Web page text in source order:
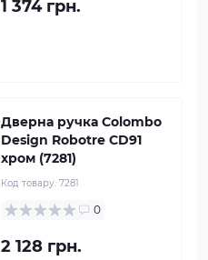
1 374 грн.
Дверна ручка Colombo
Design Robotre CD91
хром (7281)
Код товару: 7281
0
2 128 грн.